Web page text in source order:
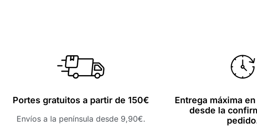
Portes gratuitos a partir de 150€
Envíos a la península desde 9,90€.
Entrega máxima
desde la